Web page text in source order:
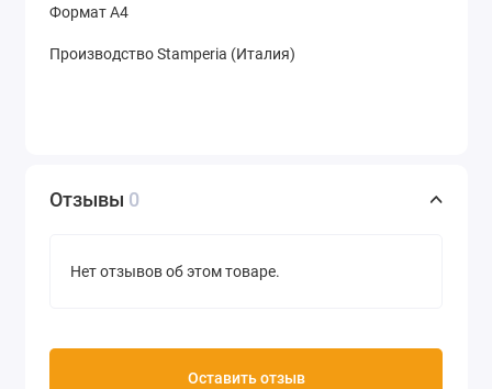
Формат А4
Производство Stamperia (Италия)
Отзывы 0
Нет отзывов об этом товаре.
Оставить отзыв